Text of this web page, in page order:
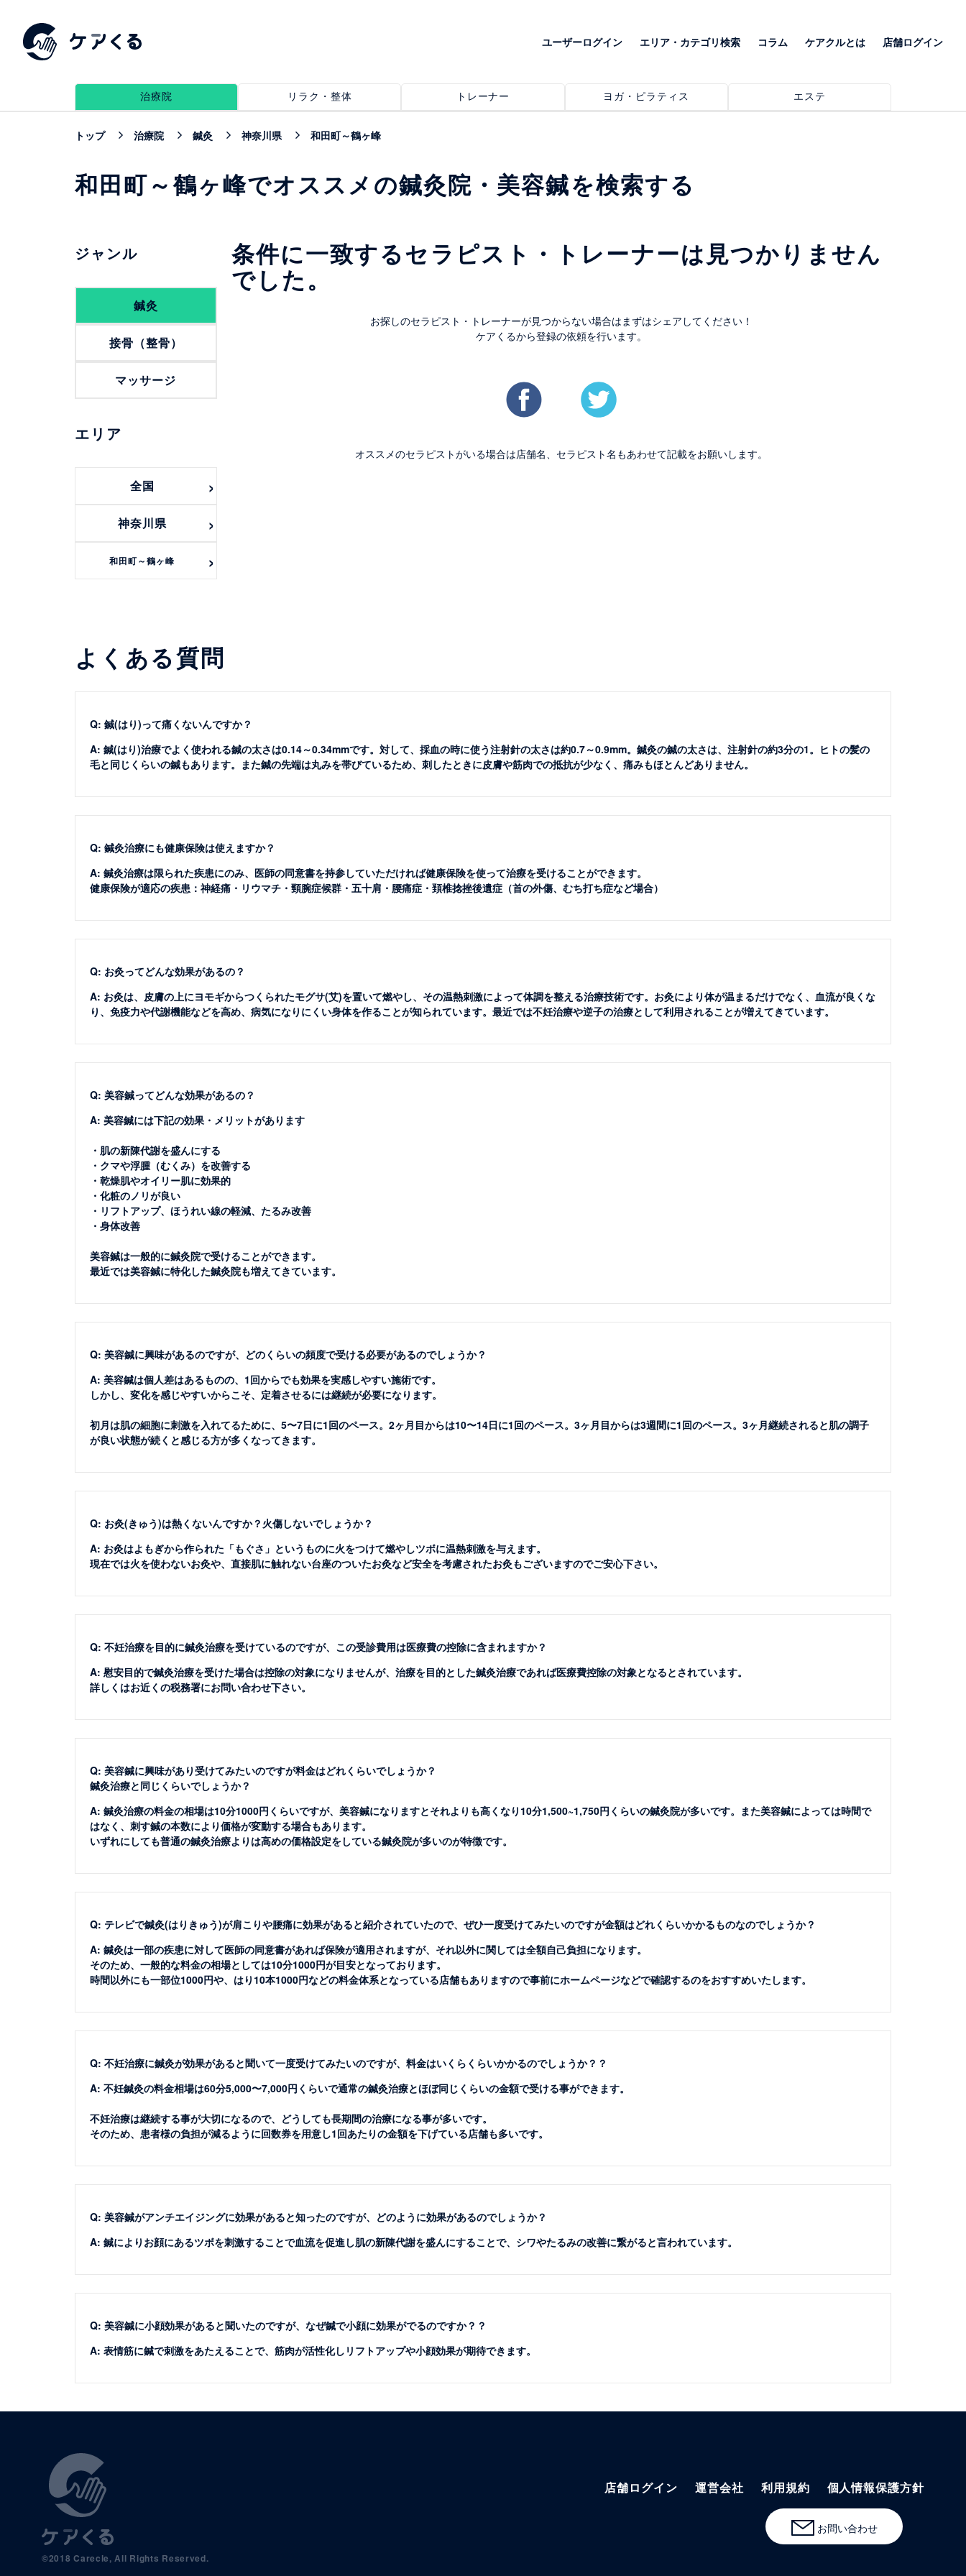
ユーザーログイン エリア・カテゴリ検索 コラム ケアクルとは 店舗ログイン
治療院 リラク・整体 トレーナー ヨガ・ピラティス エステ
トップ 治療院 鍼灸 神奈川県 和田町～鶴ヶ峰
和田町～鶴ヶ峰でオススメの鍼灸院・美容鍼を検索する
ジャンル
鍼灸
接骨（整骨）
マッサージ
エリア
全国
神奈川県
和田町～鶴ヶ峰
条件に一致するセラピスト・トレーナーは見つかりません
でした。
お探しのセラピスト・トレーナーが見つからない場合はまずはシェアしてください！
ケアくるから登録の依頼を行います。
オススメのセラピストがいる場合は店舗名、セラピスト名もあわせて記載をお願いします。
よくある質問
Q: 鍼(はり)って痛くないんですか？
A: 鍼(はり)治療でよく使われる鍼の太さは0.14～0.34mmです。対して、採血の時に使う注射針の太さは約0.7～0.9mm。鍼灸の鍼の太さは、注射針の約3分の1。ヒトの髪の
毛と同じくらいの鍼もあります。また鍼の先端は丸みを帯びているため、刺したときに皮膚や筋肉での抵抗が少なく、痛みもほとんどありません。
Q: 鍼灸治療にも健康保険は使えますか？
A: 鍼灸治療は限られた疾患にのみ、医師の同意書を持参していただければ健康保険を使って治療を受けることができます。
健康保険が適応の疾患：神経痛・リウマチ・頸腕症候群・五十肩・腰痛症・頚椎捻挫後遺症（首の外傷、むち打ち症など場合）
Q: お灸ってどんな効果があるの？
A: お灸は、皮膚の上にヨモギからつくられたモグサ(艾)を置いて燃やし、その温熱刺激によって体調を整える治療技術です。お灸により体が温まるだけでなく、血流が良くな
り、免疫力や代謝機能などを高め、病気になりにくい身体を作ることが知られています。最近では不妊治療や逆子の治療として利用されることが増えてきています。
Q: 美容鍼ってどんな効果があるの？
A: 美容鍼には下記の効果・メリットがあります
・肌の新陳代謝を盛んにする
・クマや浮腫（むくみ）を改善する
・乾燥肌やオイリー肌に効果的
・化粧のノリが良い
・リフトアップ、ほうれい線の軽減、たるみ改善
・身体改善
美容鍼は一般的に鍼灸院で受けることができます。
最近では美容鍼に特化した鍼灸院も増えてきています。
Q: 美容鍼に興味があるのですが、どのくらいの頻度で受ける必要があるのでしょうか？
A: 美容鍼は個人差はあるものの、1回からでも効果を実感しやすい施術です。
しかし、変化を感じやすいからこそ、定着させるには継続が必要になります。
初月は肌の細胞に刺激を入れてるために、5〜7日に1回のペース。2ヶ月目からは10〜14日に1回のペース。3ヶ月目からは3週間に1回のペース。3ヶ月継続されると肌の調子
が良い状態が続くと感じる方が多くなってきます。
Q: お灸(きゅう)は熱くないんですか？火傷しないでしょうか？
A: お灸はよもぎから作られた「もぐさ」というものに火をつけて燃やしツボに温熱刺激を与えます。
現在では火を使わないお灸や、直接肌に触れない台座のついたお灸など安全を考慮されたお灸もございますのでご安心下さい。
Q: 不妊治療を目的に鍼灸治療を受けているのですが、この受診費用は医療費の控除に含まれますか？
A: 慰安目的で鍼灸治療を受けた場合は控除の対象になりませんが、治療を目的とした鍼灸治療であれば医療費控除の対象となるとされています。
詳しくはお近くの税務署にお問い合わせ下さい。
Q: 美容鍼に興味があり受けてみたいのですが料金はどれくらいでしょうか？
鍼灸治療と同じくらいでしょうか？
A: 鍼灸治療の料金の相場は10分1000円くらいですが、美容鍼になりますとそれよりも高くなり10分1,500~1,750円くらいの鍼灸院が多いです。また美容鍼によっては時間で
はなく、刺す鍼の本数により価格が変動する場合もあります。
いずれにしても普通の鍼灸治療よりは高めの価格設定をしている鍼灸院が多いのが特徴です。
Q: テレビで鍼灸(はりきゅう)が肩こりや腰痛に効果があると紹介されていたので、ぜひ一度受けてみたいのですが金額はどれくらいかかるものなのでしょうか？
A: 鍼灸は一部の疾患に対して医師の同意書があれば保険が適用されますが、それ以外に関しては全額自己負担になります。
そのため、一般的な料金の相場としては10分1000円が目安となっております。
時間以外にも一部位1000円や、はり10本1000円などの料金体系となっている店舗もありますので事前にホームページなどで確認するのをおすすめいたします。
Q: 不妊治療に鍼灸が効果があると聞いて一度受けてみたいのですが、料金はいくらくらいかかるのでしょうか？？
A: 不妊鍼灸の料金相場は60分5,000〜7,000円くらいで通常の鍼灸治療とほぼ同じくらいの金額で受ける事ができます。
不妊治療は継続する事が大切になるので、どうしても長期間の治療になる事が多いです。
そのため、患者様の負担が減るように回数券を用意し1回あたりの金額を下げている店舗も多いです。
Q: 美容鍼がアンチエイジングに効果があると知ったのですが、どのように効果があるのでしょうか？
A: 鍼によりお顔にあるツボを刺激することで血流を促進し肌の新陳代謝を盛んにすることで、シワやたるみの改善に繋がると言われています。
Q: 美容鍼に小顔効果があると聞いたのですが、なぜ鍼で小顔に効果がでるのですか？？
A: 表情筋に鍼で刺激をあたえることで、筋肉が活性化しリフトアップや小顔効果が期待できます。
©2018 Carecle, All Rights Reserved.
店舗ログイン 運営会社 利用規約 個人情報保護方針
お問い合わせ